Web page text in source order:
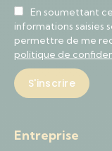
En soumettant
informations saisies
permettre de me
politique de
Entreprise